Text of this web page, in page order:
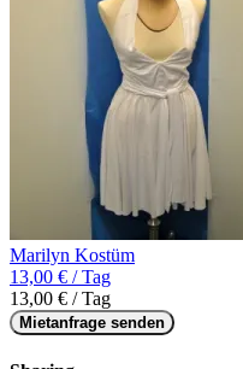
Marilyn Kostüm
13,00 € / Tag
13,00 € / Tag
Mietanfrage senden